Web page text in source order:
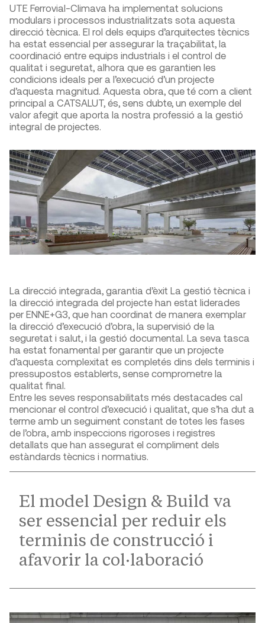
UTE Ferrovial-Climava ha implementat solucions
modulars i processos industrialitzats sota aquesta
direcció tècnica. El rol dels equips d’arquitectes tècnics
ha estat essencial per assegurar la traçabilitat, la
coordinació entre equips industrials i el control de
qualitat i seguretat, alhora que es garantien les
condicions ideals per a l’execució d’un projecte
d’aquesta magnitud. Aquesta obra, que té com a client
principal a CATSALUT, és, sens dubte, un exemple del
valor afegit que aporta la nostra professió a la gestió
integral de projectes.
La direcció integrada, garantia d’èxit La gestió tècnica i
la direcció integrada del projecte han estat liderades
per ENNE+G3, que han coordinat de manera exemplar
la direcció d’execució d’obra, la supervisió de la
seguretat i salut, i la gestió documental. La seva tasca
ha estat fonamental per garantir que un projecte
d’aquesta complexitat es completés dins dels terminis i
pressupostos establerts, sense comprometre la
qualitat final.
Entre les seves responsabilitats més destacades cal
mencionar el control d’execució i qualitat, que s’ha dut a
terme amb un seguiment constant de totes les fases
de l’obra, amb inspeccions rigoroses i registres
detallats que han assegurat el compliment dels
estàndards tècnics i normatius.
El model Design & Build va
ser essencial per reduir els
terminis de construcció i
afavorir la col·laboració